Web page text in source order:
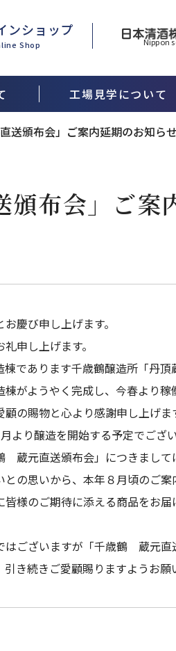
ンショップ
Shop Nippon
工場見学について
送頒布会」ご案内延期のお知らせ
布会」ご案
慶び申し上げます。
申し上げます。
であります千歳鶴醸造所「丹
がようやく完成し、今春より稼
の賜物と心より感謝申し上げま
より醸造を開始する予定でござ
蔵元直送頒布会」につきまして
の思いから、本年８月頃のご案
様のご期待に添える商品をお
はございますが「千歳鶴 蔵元
き続きご愛顧賜りますようお願